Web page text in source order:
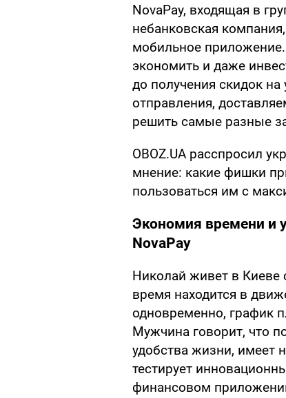
NovaPay, входящая в
небанковская
мобильное
экономить и даже
до получения скидок
отправления,
решить самые разные
OBOZ.UA расспросил
мнение: какие фишки
пользоваться им с
Экономия времени и
NovaPay
Николай живет в Киеве
время находится в
одновременно, график
Мужчина говорит, что
удобства жизни, имеет
тестирует
финансовом